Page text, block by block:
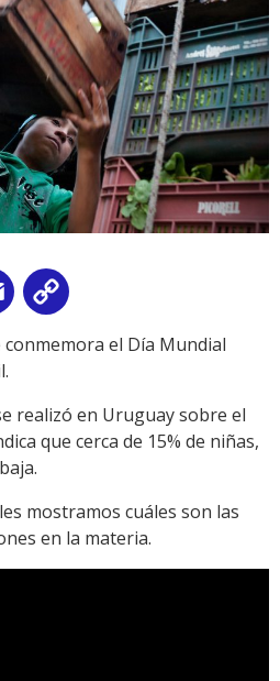
Email
Link el Día Mundial
realizó en Uruguay sobre el
que cerca de 15% de niñas,
mostramos cuáles son las
en la materia.